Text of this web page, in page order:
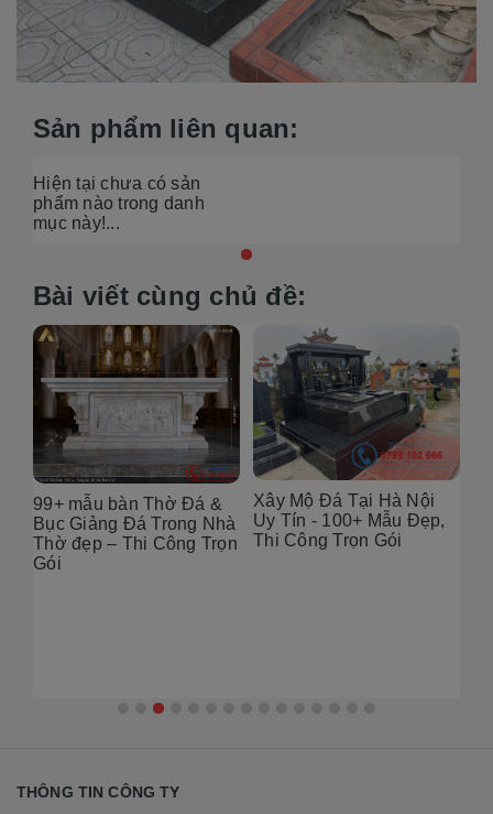
Sản phẩm liên quan:
Hiện tại chưa có sản
phẩm nào trong danh
mục này!...
Bài viết cùng chủ đề:
99+ mẫu bàn Thờ Đá &
Bục Giảng Đá Trong Nhà
Thờ đẹp – Thi Công Trọn
Gói
Xây Mộ Đá Tại Hà Nội
Uy Tín - 100+ Mẫu Đẹp,
Thi Công Trọn Gói
THÔNG TIN CÔNG TY